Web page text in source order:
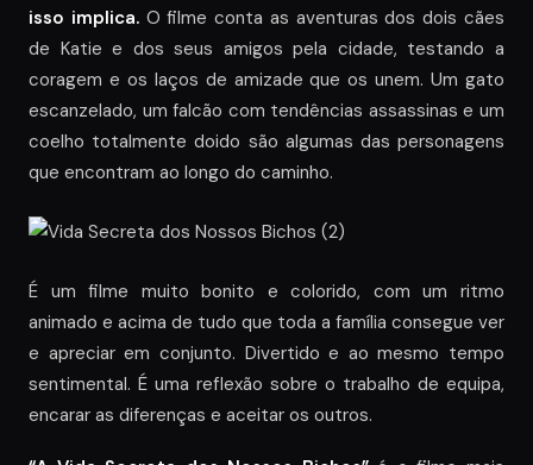
isso implica. O filme conta as aventuras dos dois cães
de Katie e dos seus amigos pela cidade, testando a
coragem e os laços de amizade que os unem. Um gato
escanzelado, um falcão com tendências assassinas e um
coelho totalmente doido são algumas das personagens
que encontram ao longo do caminho.
É um filme muito bonito e colorido, com um ritmo
animado e acima de tudo que toda a família consegue ver
e apreciar em conjunto. Divertido e ao mesmo tempo
sentimental. É uma reflexão sobre o trabalho de equipa,
encarar as diferenças e aceitar os outros.